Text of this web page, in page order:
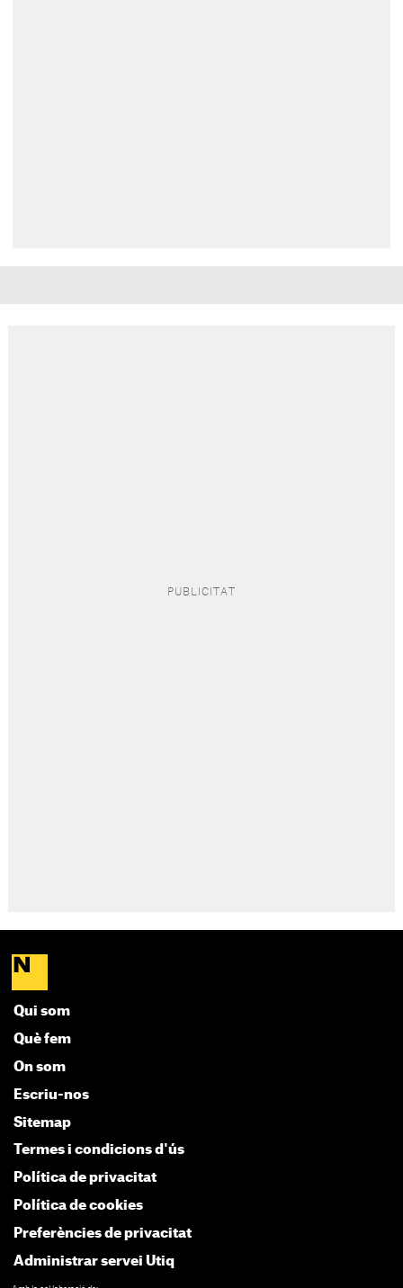
Qui som
Què fem
On som
Escriu-nos
Sitemap
Termes i condicions d'ús
Política de privacitat
Política de cookies
Preferències de privacitat
Administrar servei Utiq